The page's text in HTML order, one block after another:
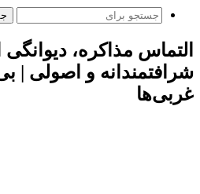
التماس مذاکره،
شرافتمندانه و اصولی |
غربی‌ها